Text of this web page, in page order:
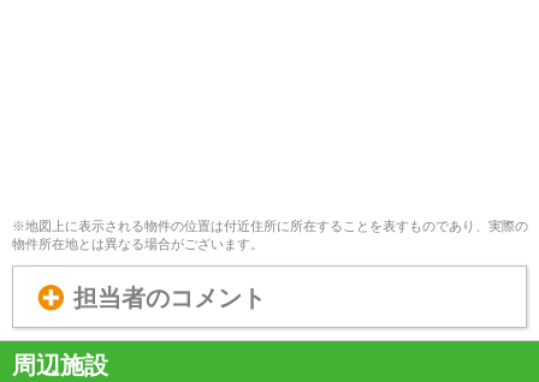
※地図上に表示される物件の位置は付近住所に所在することを表すものであり、実際の
物件所在地とは異なる場合がございます。
担当者のコメント
周辺施設